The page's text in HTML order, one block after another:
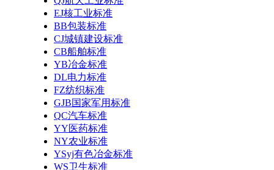
EJ核工业标准
BB包装标准
CJ城镇建设标准
CB船舶标准
YB冶金标准
DL电力标准
FZ纺织标准
GJB国家军用标准
QC汽车标准
YY医药标准
NY农业标准
YSyj有色冶金标准
WS卫生标准